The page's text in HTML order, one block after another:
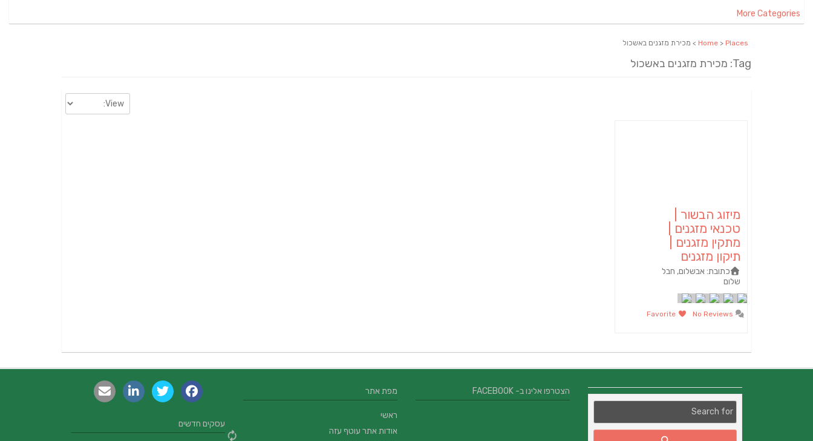
More Categories
Home > Places > מכירת מזגנים באשכול
Tag: מכירת מזגנים באשכול
מיזוג הבשור |
טכנאי מזגנים |
מתקין מזגנים |
תיקון מזגנים
כתובת:אבשלום, חבל
שלום
עסקים חדשים
מפת אתר
ראשי
אודות אתר עוטף עזה
הצטרפו אלינו ב- FACEBOOK